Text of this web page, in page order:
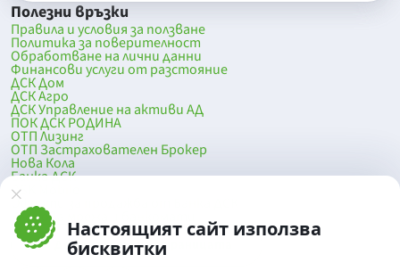
Настоящият сайт използва
бисквитки
Полезни връзки
Правила и условия за ползване
Политика за поверителност
Обработване на лични данни
Финансови услуги от разстояние
ДСК Дом
ДСК Агро
ДСК Управление на активи АД
ПОК ДСК РОДИНА
ОТП Лизинг
ОТП Застрахователен Брокер
Нова Кола
Банка ДСК
DSK Mobile
Оферти за продажба от Банка ДСК
Клонова мрежа и банкомати
До началото на страницата